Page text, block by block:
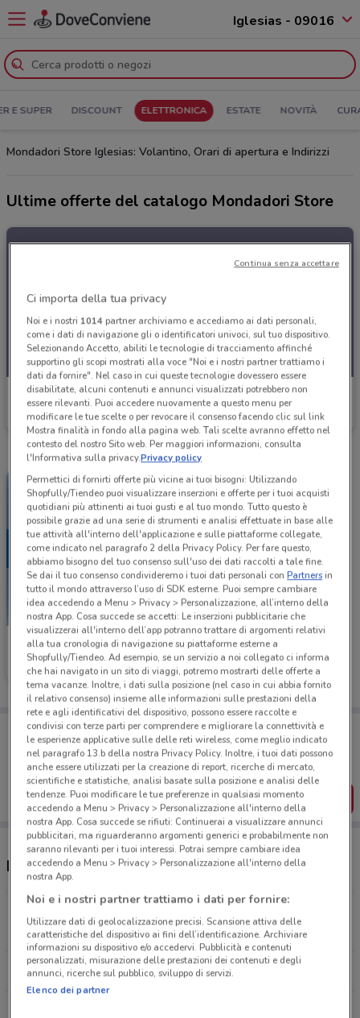
Iglesias - 09016
E SUPER DISCOUNT ELETTRONICA ESTATE NOVITÀ
Mondadori Store Iglesias: Volantino, Orari di apertura e Indirizzi
Ultime offerte del catalogo Mondadori Store
Mondadori Store
Scade il 31/08
Mondadori Store
Scade il 23/08 90 m
Porta DoveConviene sempre con te!
Puoi trovare le migliori offerte dei negozi vicino a te,
salvarle e creare la tua lista del risparmio, comodamente
dal tuo cellulare.
SCARICA L’APP
Negozi Mondadori Store a Iglesias
90 m
CHIUSO
Tutti i negozi Mondadori Store
Ci importa della tua privacy
Noi e i nostri 1014partner archiviamo e accediamo ai dati personali,
come i dati di navigazione gli o identificatori univoci, sul tuo dispositivo.
Selezionando Accetto, abiliti le tecnologie di tracciamento affinché
supportino gli scopi mostrati alla voce "Noi e i nostri partner trattiamo i
dati da fornire". Nel caso in cui queste tecnologie dovessero essere
disabilitate, alcuni contenuti e annunci visualizzati potrebbero non
essere rilevanti. Puoi accedere nuovamente a questo menu per
modificare le tue scelte o per revocare il consenso facendo clic sul link
Mostra finalità in fondo alla pagina web. Tali scelte avranno effetto nel
contesto del nostro Sito web. Per maggiori informazioni, consulta
l'Informativa sulla privacy.Privacy policy
Permettici di fornirti offerte più vicine ai tuoi bisogni: Utilizzando
Shopfully/Tiendeo puoi visualizzare inserzioni e offerte per i tuoi acquisti
quotidiani più attinenti ai tuoi gusti e al tuo mondo. Tutto questo è
possibile grazie ad una serie di strumenti e analisi effettuate in base alle
tue attività all'interno dell'applicazione e sulle piattaforme collegate,
come indicato nel paragrafo 2 della Privacy Policy. Per fare questo,
abbiamo bisogno del tuo consenso sull'uso dei dati raccolti a tale fine.
Se dai il tuo consenso condivideremo i tuoi dati personali conPartnersin
tutto il mondo attraverso l’uso di SDK esterne. Puoi sempre cambiare
idea accedendo a Menu > Privacy > Personalizzazione, all’interno della
nostra App. Cosa succede se accetti: Le inserzioni pubblicitarie che
visualizzerai all'interno dell’app potranno trattare di argomenti relativi
alla tua cronologia di navigazione su piattaforme esterne a
Shopfully/Tiendeo. Ad esempio, se un servizio a noi collegato ci informa
che hai navigato in un sito di viaggi, potremo mostrarti delle offerte a
tema vacanze. Inoltre, i dati sulla posizione (nel caso in cui abbia fornito
il relativo consenso) insieme alle informazioni sulle prestazioni della
rete e agli identificativi del dispositivo, possono essere raccolte e
condivisi con terze parti per comprendere e migliorare la connettività e
le esperienze applicative sulle delle reti wireless, come meglio indicato
nel paragrafo 13.b della nostra Privacy Policy. Inoltre, i tuoi dati possono
anche essere utilizzati per la creazione di report, ricerche di mercato,
scientifiche e statistiche, analisi basate sulla posizione e analisi delle
tendenze. Puoi modificare le tue preferenze in qualsiasi momento
accedendo a Menu > Privacy > Personalizzazione all'interno della
nostra App. Cosa succede se rifiuti: Continuerai a visualizzare annunci
pubblicitari, ma riguarderanno argomenti generici e probabilmente non
saranno rilevanti per i tuoi interessi. Potrai sempre cambiare idea
accedendo a Menu > Privacy > Personalizzazione all'interno della
nostra App.
Noi e i nostri partner trattiamo i dati per fornire:
Utilizzare dati di geolocalizzazione precisi. Scansione attiva delle
caratteristiche del dispositivo ai fini dell’identificazione. Archiviare
informazioni su dispositivo e/o accedervi. Pubblicità e contenuti
personalizzati, misurazione delle prestazioni dei contenuti e degli
annunci, ricerche sul pubblico, sviluppo di servizi.
Elenco dei partner
Continua senza accettare